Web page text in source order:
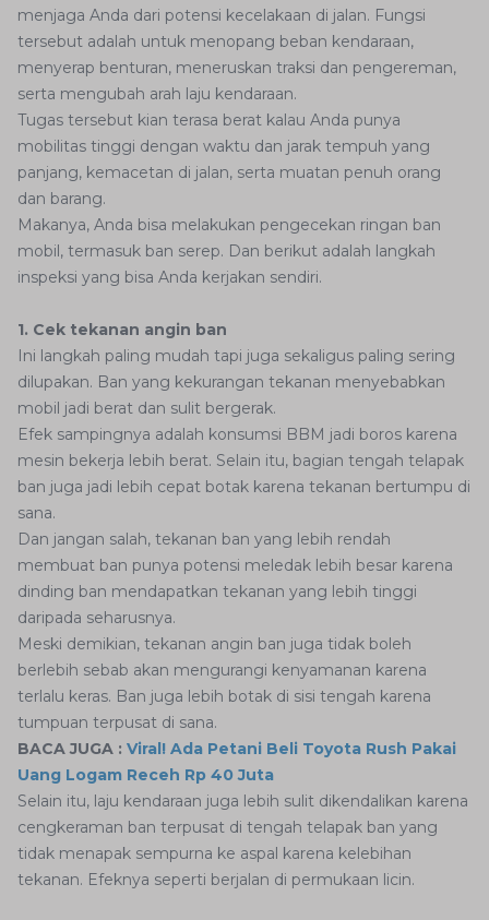
menjaga Anda dari potensi kecelakaan di jalan. Fungsi
tersebut adalah untuk menopang beban kendaraan,
menyerap benturan, meneruskan traksi dan pengereman,
serta mengubah arah laju kendaraan.
Tugas tersebut kian terasa berat kalau Anda punya
mobilitas tinggi dengan waktu dan jarak tempuh yang
panjang, kemacetan di jalan, serta muatan penuh orang
dan barang.
Makanya, Anda bisa melakukan pengecekan ringan ban
mobil, termasuk ban serep. Dan berikut adalah langkah
inspeksi yang bisa Anda kerjakan sendiri.
1. Cek tekanan angin ban
Ini langkah paling mudah tapi juga sekaligus paling sering
dilupakan. Ban yang kekurangan tekanan menyebabkan
mobil jadi berat dan sulit bergerak.
Efek sampingnya adalah konsumsi BBM jadi boros karena
mesin bekerja lebih berat. Selain itu, bagian tengah telapak
ban juga jadi lebih cepat botak karena tekanan bertumpu di
sana.
Dan jangan salah, tekanan ban yang lebih rendah
membuat ban punya potensi meledak lebih besar karena
dinding ban mendapatkan tekanan yang lebih tinggi
daripada seharusnya.
Meski demikian, tekanan angin ban juga tidak boleh
berlebih sebab akan mengurangi kenyamanan karena
terlalu keras. Ban juga lebih botak di sisi tengah karena
tumpuan terpusat di sana.
BACA JUGA : Viral! Ada Petani Beli Toyota Rush Pakai
Uang Logam Receh Rp 40 Juta
Selain itu, laju kendaraan juga lebih sulit dikendalikan karena
cengkeraman ban terpusat di tengah telapak ban yang
tidak menapak sempurna ke aspal karena kelebihan
tekanan. Efeknya seperti berjalan di permukaan licin.